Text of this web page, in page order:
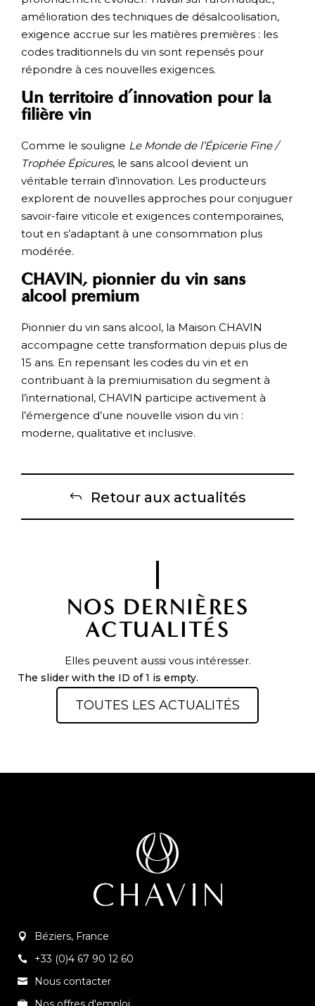
amélioration des techniques de désalcoolisation,
exigence accrue sur les matières premières : les
codes traditionnels du vin sont repensés pour
répondre à ces nouvelles exigences.
Un territoire d’innovation pour la
filière vin
Comme le souligne Le Monde de l’Épicerie Fine /
Trophée Épicures, le sans alcool devient un
véritable terrain d’innovation. Les producteurs
explorent de nouvelles approches pour conjuguer
savoir-faire viticole et exigences contemporaines,
tout en s’adaptant à une consommation plus
modérée.
CHAVIN, pionnier du vin sans
alcool premium
Pionnier du vin sans alcool, la Maison CHAVIN
accompagne cette transformation depuis plus de
15 ans. En repensant les codes du vin et en
contribuant à la premiumisation du segment à
l’international, CHAVIN participe activement à
l’émergence d’une nouvelle vision du vin :
moderne, qualitative et inclusive.
Retour aux actualités
NOS DERNIÈRES
ACTUALITÉS
Elles peuvent aussi vous intéresser.
The slider with the ID of 1 is empty.
TOUTES LES ACTUALITÉS
Béziers, France
+33 (0)4 67 90 12 60
Nous contacter